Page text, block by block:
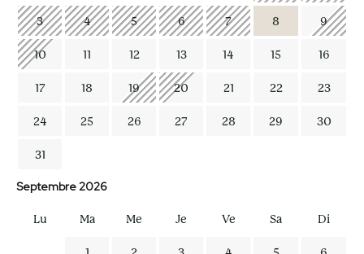
3 4 5 6 7 8 9
10 11 12 13 14 15 16
17 18 19 20 21 22 23
24 25 26 27 28 29 30
31
Septembre 2026
Lu Ma Me Je Ve Sa Di